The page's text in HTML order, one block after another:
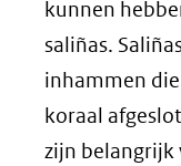
kunnen
saliñas.
inhammen
koraal
zijn belangrijk